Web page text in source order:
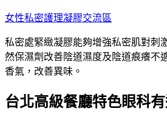
跳
主
要
內
女性私密護理凝膠交流區
私密處緊緻凝膠能夠增強私密肌對刺
然保濕劑改善陰道濕度及陰道痕癢不
香氣，改善異味。
台北高級餐廳特色眼科